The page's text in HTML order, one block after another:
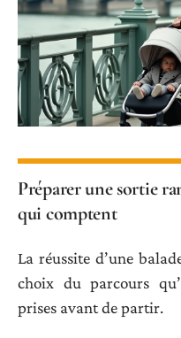
Préparer une sortie
qui comptent
La réussite d’une
choix du parcours
prises avant de partir.